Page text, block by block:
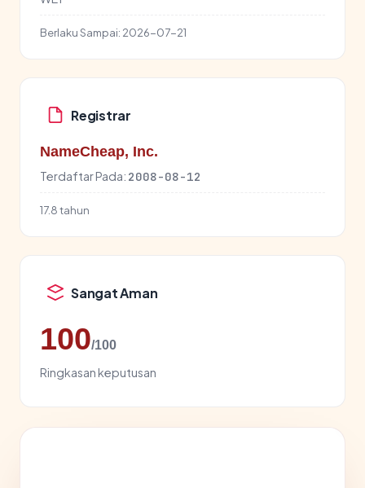
Berlaku Sampai: 2026-07-21
Registrar
NameCheap, Inc.
Terdaftar Pada: 2008-08-12
17.8 tahun
Sangat Aman
100/100
Ringkasan keputusan